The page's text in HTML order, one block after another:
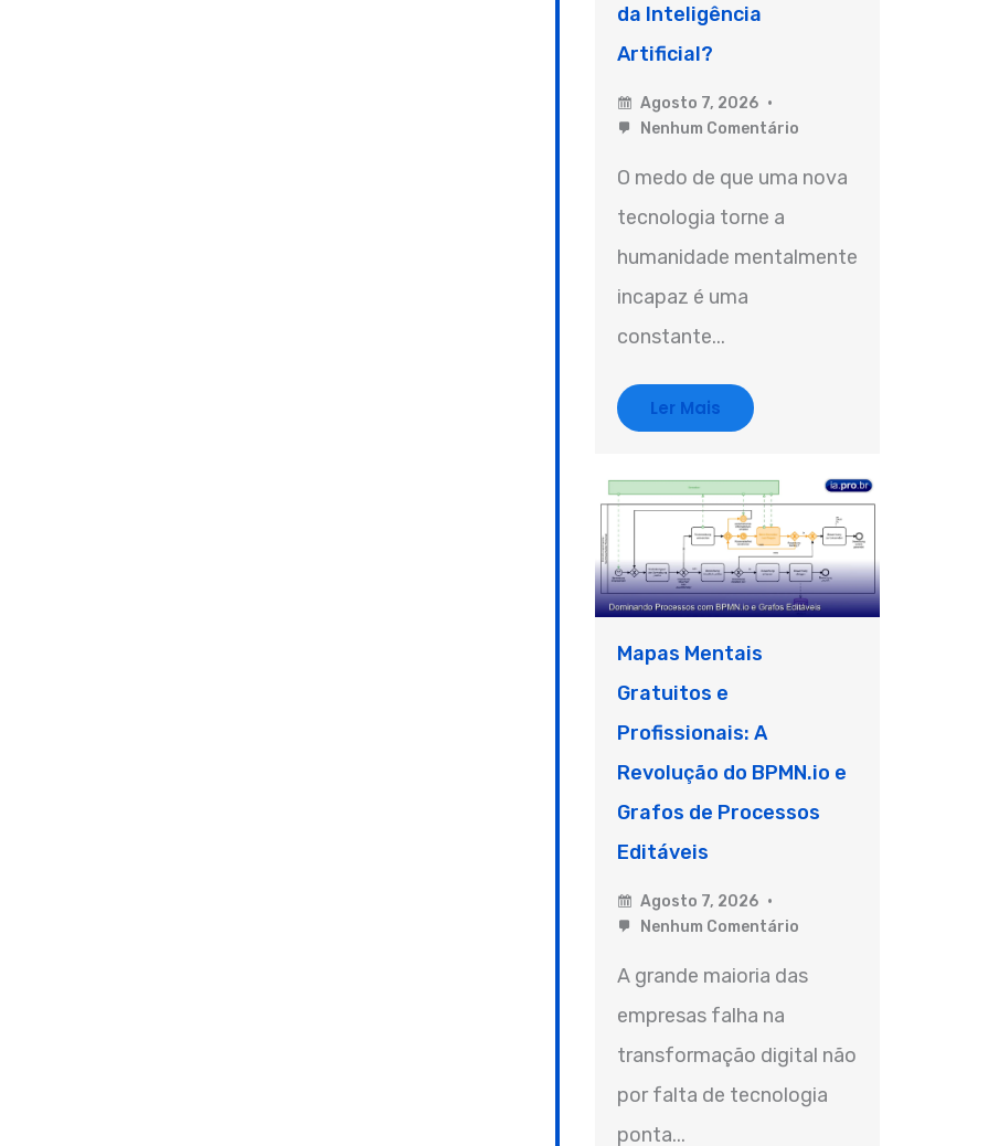
da Inteligência
Artificial?
Agosto 7, 2026
Nenhum Comentário
O medo de que uma nova
tecnologia torne a
humanidade mentalmente
incapaz é uma
constante...
Ler Mais
Mapas Mentais
Gratuitos e
Profissionais: A
Revolução do BPMN.io e
Grafos de Processos
Editáveis
Agosto 7, 2026
Nenhum Comentário
A grande maioria das
empresas falha na
transformação digital não
por falta de tecnologia
ponta...